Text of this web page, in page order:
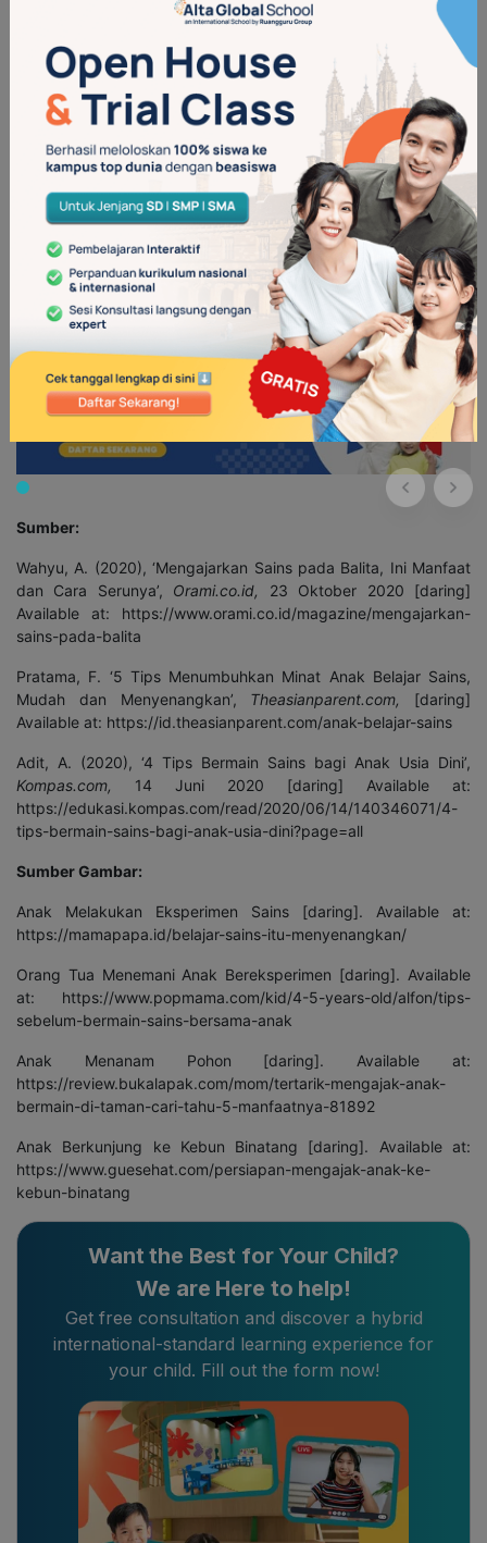
Beberapa stigma menganggap sains adalah pelajaran yang
sulit, kaku, serta tidak menyenangkan. Anda harus
menunjukkan kepada anak bahwa stigma tersebut tidak benar.
Sebab, benda-benda serta fenomena yang terjadi di sekitar
anak mengandung sains. Contohnya, apel yang hitam ketika
dipotong disebabkan oleh adanya proses oksidasi.
Jadi, sudah paham kan mengapa Anda perlu mengenalkan
sains kepada anak sejak dini? Yuk, jadikan sains sebagai
pelajaran menyenangkan bagi anak melalui eksperimen-
eksperimen seru darialtaschool
. Di Alta School anak dapat
memilih kelas yang sesuai dengan minat mereka, salah satunya
adalah klub sains. Anak-anak bisa mendapatkan pembelajaran
eksplorasi sains dengan metodestorytelling serta eksperimen.
Sumber:
Wahyu, A. (2020), ‘Mengajarkan Sains pada Balita, Ini Manfaat
dan Cara Serunya’, Orami.co.id,
23 Oktober 2020 [daring]
Available at: https://www.orami.co.id/magazine/mengajarkan-
sains-pada-balita
Pratama, F. ‘5 Tips Menumbuhkan Minat Anak Belajar Sains,
Mudah dan Menyenangkan’, Theasianparent.com,
[daring]
Available at: https://id.theasianparent.com/anak-belajar-sains
Adit, A. (2020), ‘4 Tips Bermain Sains bagi Anak Usia Dini’,
Kompas.com,
14 Juni 2020 [daring] Available at:
https://edukasi.kompas.com/read/2020/06/14/140346071/4-
tips-bermain-sains-bagi-anak-usia-dini?page=all
Sumber Gambar:
Anak Melakukan Eksperimen Sains [daring]. Available at:
https://mamapapa.id/belajar-sains-itu-menyenangkan/
Orang Tua Menemani Anak Bereksperimen [daring]. Available
at: https://www.popmama.com/kid/4-5-years-old/alfon/tips-
sebelum-bermain-sains-bersama-anak
Anak Menanam Pohon [daring]. Available at:
https://review.bukalapak.com/mom/tertarik-mengajak-anak-
bermain-di-taman-cari-tahu-5-manfaatnya-81892
Anak Berkunjung ke Kebun Binatang [daring]. Available at:
https://www.guesehat.com/persiapan-mengajak-anak-ke-
kebun-binatang
Want the Best for Your Child?
We are Here to help!
Get free consultation and discover a hybrid
international-standard learning experience for
your child. Fill out the form now!